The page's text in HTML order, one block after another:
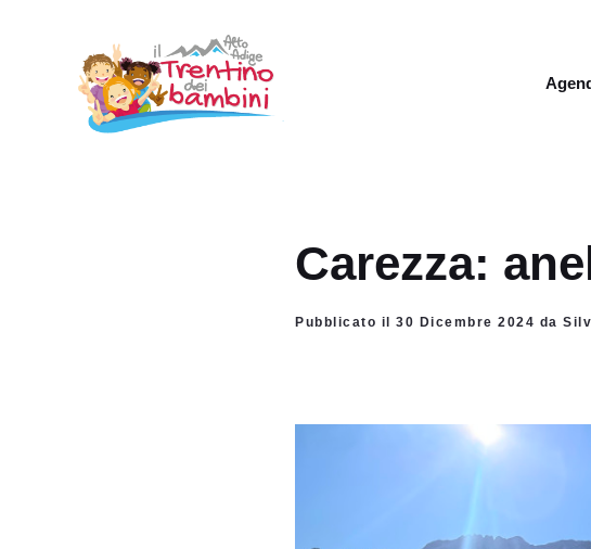
contenuto
Carezza:
Pubblicato il 30 Dicembre 2024 da